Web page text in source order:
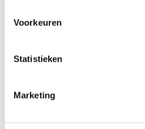
Voorkeuren
Statistieken
Marketing
Kenmerken ALBO DA 2501
Materiaal: MDF